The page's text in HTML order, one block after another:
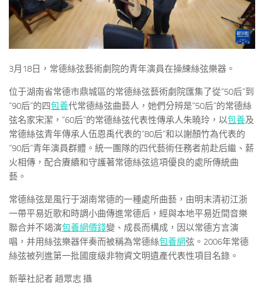
3月18日，常德絲弦藝術劇院的青年演員在操練絲弦樂器。
位于湖南省常德市鼎城區的常德絲弦藝術劇院匯集了從“50后”到
“90后”的四包養代常德絲弦曲藝人，她們分辨是“50后”的常德絲
弦名家宋潔，“60后”的常德絲弦代表性傳承人朱曉玲，以包養及
常德絲弦青年傳承人伍恩禹代表的“80后”和以謝顏竹為代表的
“90后”青年演員群體。統一團隊的四代藝術任務者前赴后繼、薪
火相傳，配合賡續和守護著常德絲弦這項優良的處所傳統曲
藝。
常德絲弦是風行于湖南常德的一種處所曲藝，由明末清初江浙
一帶平易近歌和時調小曲傳進常德后，經與本地平易近間音樂
聯合并不竭演包養網價錢變、成長而構成，因以常德方言演
唱，并用絲弦樂器伴奏而被稱為常德絲包養網弦。2006年常德
絲弦被列進第一批國度級非物資文明遺產代表性項目名錄。
新華社記者 趙眾志 攝